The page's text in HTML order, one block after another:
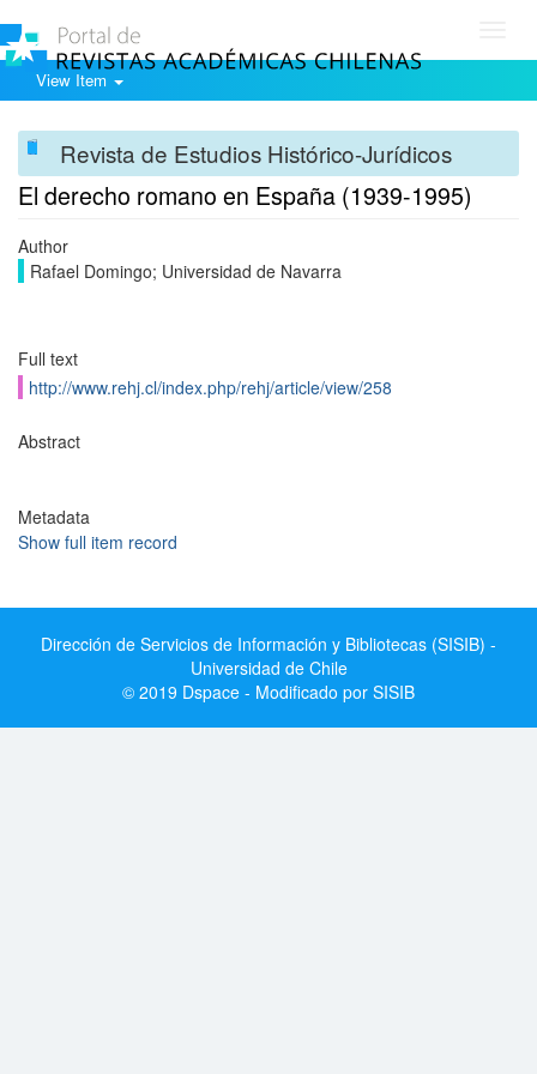
View Item
Revista de Estudios Histórico-Jurídicos
El derecho romano en España (1939-1995)
Author
Rafael Domingo; Universidad de Navarra
Full text
http://www.rehj.cl/index.php/rehj/article/view/258
Abstract
Metadata
Show full item record
Dirección de Servicios de Información y Bibliotecas (SISIB) -
Universidad de Chile
© 2019 Dspace - Modificado por SISIB